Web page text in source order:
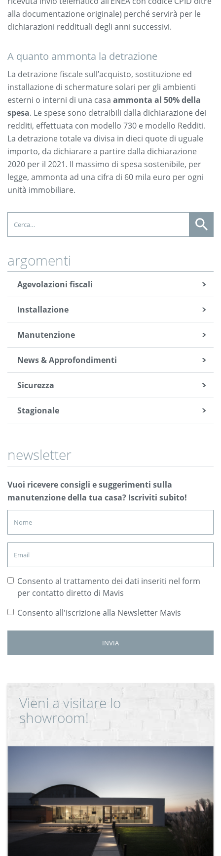
alla documentazione originale) perché servirà per le
dichiarazioni reddituali degli anni successivi.
A quanto ammonta la detrazione
La detrazione fiscale sull’acquisto, sostituzione ed
installazione di schermature solari per gli ambienti
esterni o interni di una casa ammonta al 50% della
spesa. Le spese sono detraibili dalla dichiarazione dei
redditi, effettuata con modello 730 e modello Redditi.
La detrazione totale va divisa in dieci quote di uguale
importo, da dichiarare a partire dalla dichiarazione
2020 per il 2021. Il massimo di spesa sostenibile, per
legge, ammonta ad una cifra di 60 mila euro per ogni
unità immobiliare.
argomenti
Agevolazioni fiscali
Installazione
Manutenzione
News & Approfondimenti
Sicurezza
Stagionale
newsletter
Vuoi ricevere consigli e suggerimenti sulla
manutenzione della tua casa? Iscriviti subito!
Consento al trattamento dei dati inseriti nel form
per contatto diretto di Mavis
Consento all'iscrizione alla Newsletter Mavis
Vieni a visitare lo
showroom!